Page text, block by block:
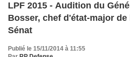
LPF 2015 - Audition du
Bosser, chef d'état-major de
Sénat
Publié le 15/11/2014 à 11:55